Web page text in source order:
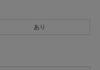
あり